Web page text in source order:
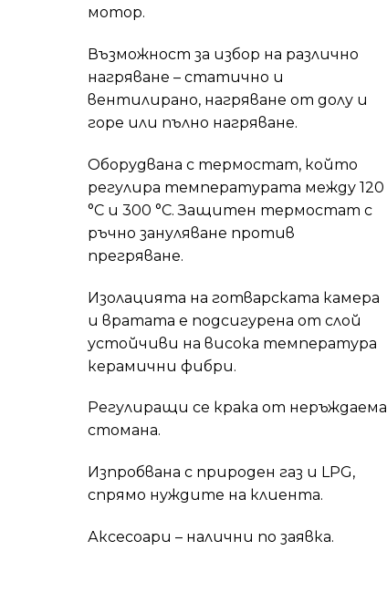
мотор.
Възможност за избор на различно
нагряване – статично и
вентилирано, нагряване от долу и
горе или пълно нагряване.
Оборудвана с термостат, който
регулира температурата между 120
°C и 300 °C. Защитен термостат с
ръчно зануляване против
прегряване.
Изолацията на готварската камера
и вратата е подсигурена от слой
устойчиви на висока температура
керамични фибри.
Регулиращи се крака от неръждаема
стомана.
Изпробвана с природен газ и LPG,
спрямо нуждите на клиента.
Аксесоари – налични по заявка.